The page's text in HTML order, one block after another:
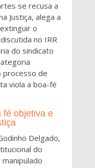
se recusa a
Justiça, alega a
o
no IRR
do sindicato
processo de
viola a boa-fé
fé objetiva e
Delgado,
do